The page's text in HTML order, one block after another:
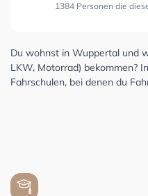
1384 Personen die
Du wohnst in Wuppertal und
LKW, Motorrad) bekommen?
Fahrschulen, bei denen du